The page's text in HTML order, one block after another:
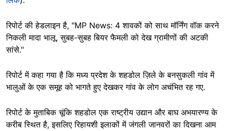
रिपोर्ट की हेडलाइन है, "MP News: 4 शावकों को साथ मॉर्निंग वॉक करने
निकली मादा भालू, सुबह-सुबह बियर फैमली को देख ग्रामीणों की अटकी
सांसे."
रिपोर्ट में कहा गया है कि मध्य प्रदेश के शहडोल ज़िले के बनसुकली गांव में
भालुओं के एक समूह को भागते हुए देखकर गांव के लोग अचंभित रह गए.
रिपोर्ट के मुताबिक चूंकि शहडोल एक राष्ट्रीय उद्यान और बाघ अभयारण्य के
करीब स्थित है, इसलिए रिहायशी इलाकों में जंगली जानवरों का दिखना आम